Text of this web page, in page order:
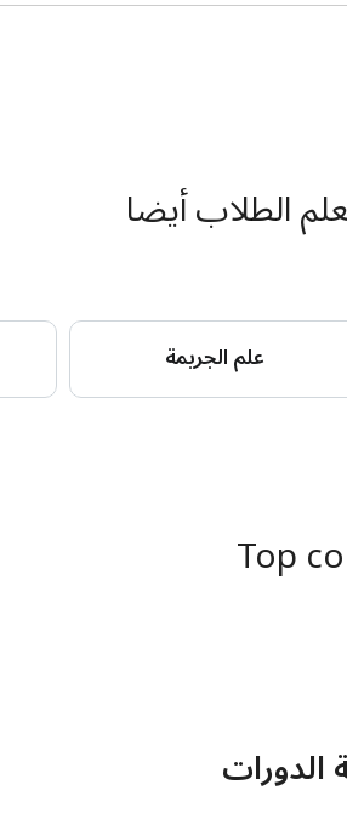
الطلاب أيضا
علم الجريمة
Top
الدورات